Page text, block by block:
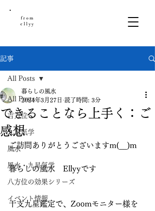
from
ellyy
記事
All Posts
吉方位
九星気学
風水
風水・九星気学
八方位の効果シリーズ
イベント情報
All Posts
できることなら上手く：ご
感想
暮らしの風水
2024年3月27日 読了時間: 3分
ご訪問ありがとうございますm(__)m
暮らしの風水　Ellyyです
干支九星鑑定で、Zoomモニター様を